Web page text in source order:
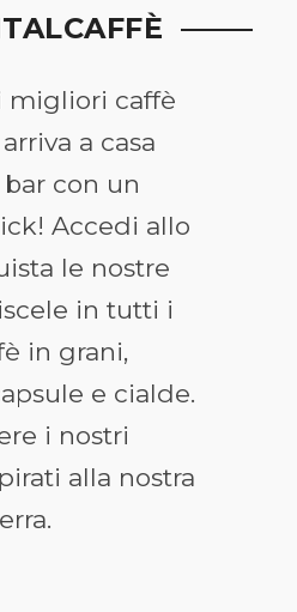
migliori caffè
a casa
con un
Accedi allo
le nostre
in tutti i
in grani,
e cialde.
i nostri
alla nostra